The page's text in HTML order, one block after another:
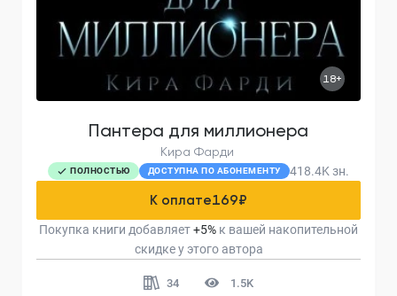
18+
Пантера для миллионера
Кира Фарди
ПОЛНОСТЬЮ ДОСТУПНА ПО АБОНЕМЕНТУ 418.4K зн.
К оплате169₽
Покупка книги добавляет+5% к вашей накопительной
скидке у этого автора
34 1.5K